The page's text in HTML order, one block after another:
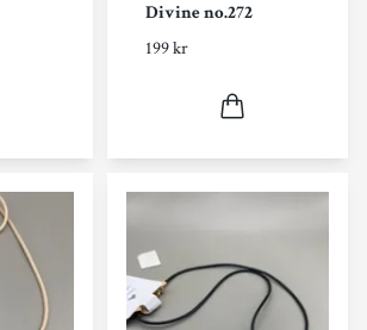
Divine no.272
199 kr